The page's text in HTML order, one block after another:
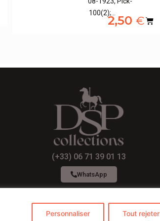
Personnaliser Tout rejeter
100(2);…
2,50 €
(+33) 06 71 39 01 13
WhatsApp